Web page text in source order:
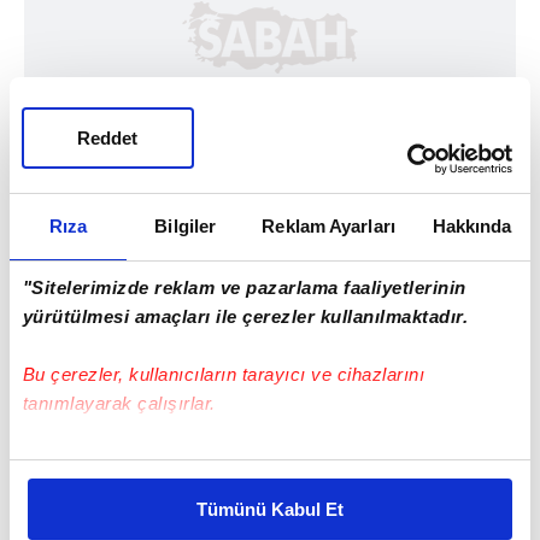
Rıza Bilgiler Reklam Ayarları Hakkında
"Sitelerimizde reklam ve pazarlama faaliyetlerinin
yürütülmesi amaçları ile çerezler kullanılmaktadır.
Bu çerezler, kullanıcıların tarayıcı ve cihazlarını
tanımlayarak çalışırlar.
Bu çerezlere izin vermeniz halinde sizlere özel
daha iyi reklam deneyimi yaşatabiliriz. Bunu yaparken
Tümünü Kabul Et
Reddet